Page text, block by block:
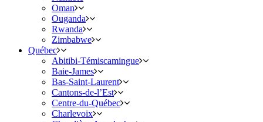
Oman
Ouganda
Rwanda
Zimbabwe
Québec
Abitibi-Témiscamingue
Baie-James
Bas-Saint-Laurent
Cantons-de-l’Est
Centre-du-Québec
Charlevoix